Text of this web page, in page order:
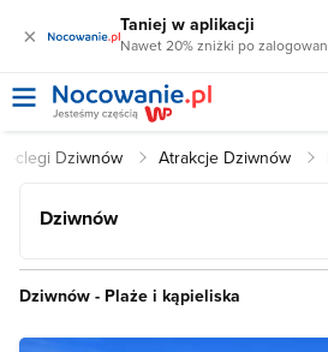
× Taniej w aplikacji
Nawet 20% zniżki po
Dziwnów Atrakcje Dziwnów
Dziwnów
Dziwnów - Plaże i kąpieliska